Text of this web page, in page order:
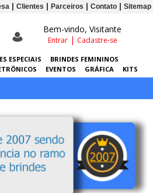
Clientes Parceiros Contato Sitemap
Bem-vindo, Visitante
Entrar| Cadastre-se
ESPECIAIS
BRINDES FEMININOS
EVENTOS GRÁFICA
KITS
SACOLAS PERSONALIZADAS SQUEEZES